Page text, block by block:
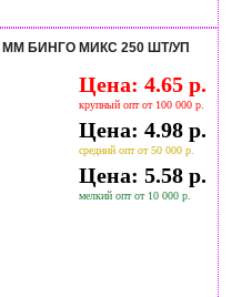
БИНГО МИКС 250 ШТ/УП
Цена: 4.65 р.
крупный опт от 100 000 р.
Цена: 4.98 р.
средний опт от 50 000 р.
Цена: 5.58 р.
мелкий опт от 10 000 р.